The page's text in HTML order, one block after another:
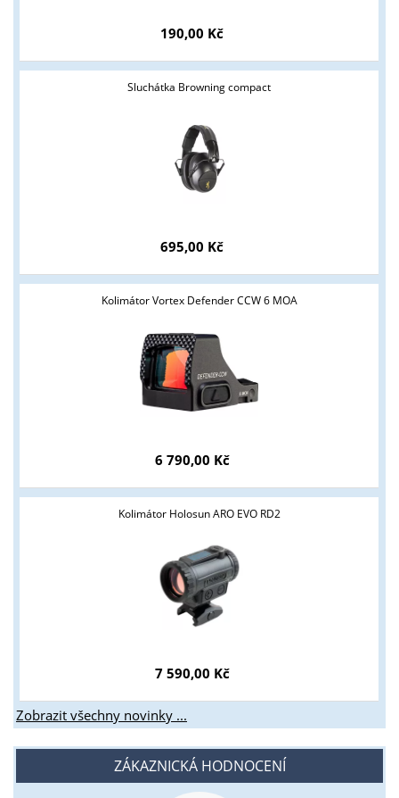
190,00 Kč
Sluchátka Browning compact
695,00 Kč
Kolimátor Vortex Defender CCW 6 MOA
6 790,00 Kč
Kolimátor Holosun ARO EVO RD2
7 590,00 Kč
Zobrazit všechny novinky ...
ZÁKAZNICKÁ HODNOCENÍ
podnikatelům v oblasti zbraně a střelivo. Splňujete tyto
podmínky?
ANO NE